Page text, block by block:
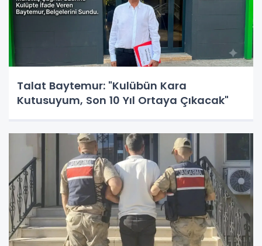
Talat Baytemur: "Kulübün Kara
Kutusuyum, Son 10 Yıl Ortaya Çıkacak"